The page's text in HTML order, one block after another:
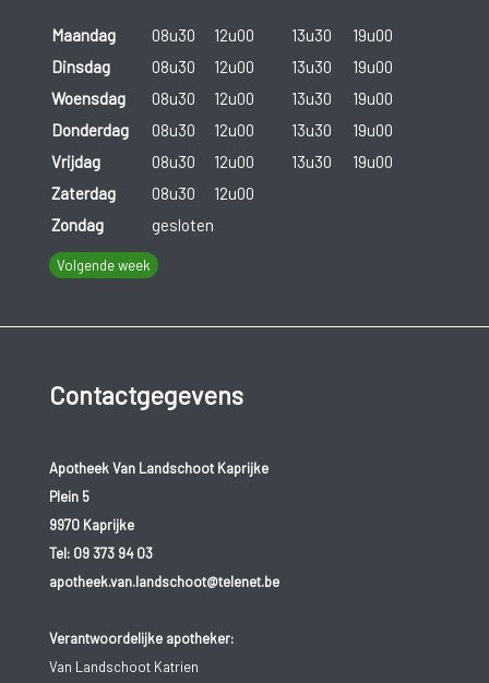
Maandag 08u30 12u00 13u30
19u00
Dinsdag
08u30 12u00 13u30
19u00
Woensdag
08u30 12u00 13u30
19u00
Donderdag
08u30 12u00 13u30
19u00
Vrijdag
08u30 12u00 13u30
19u00
Zaterdag
08u30
12u00
Zondag
gesloten
Volgende week
Contactgegevens
Apotheek Van Landschoot Kaprijke
Plein 5
9970 Kaprijke
Tel: 09 373 94 03
apotheek.van.landschoot@telenet.be
Verantwoordelijke apotheker:
Van Landschoot Katrien